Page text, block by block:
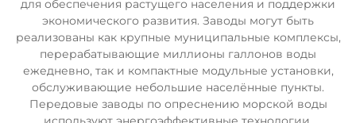
для обеспечения растущего населения и поддержки
экономического развития. Заводы могут быть
реализованы как крупные муниципальные комплексы,
перерабатывающие миллионы галлонов воды
ежедневно, так и компактные модульные установки,
обслуживающие небольшие населённые пункты.
Передовые заводы по опреснению морской воды